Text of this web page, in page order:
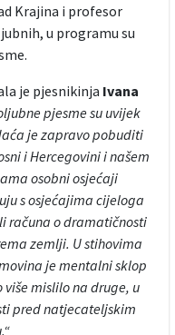
Krajina i profesor
u programu su
je pjesnikinja Ivana
pjesme su uvijek
je zapravo pobuditi
i Hercegovini i našem
osobni osjećaji
s osjećajima cijeloga
računa o dramatičnosti
zemlji. U stihovima
je mentalni sklop
mislilo na druge, u
pred natjecateljskim